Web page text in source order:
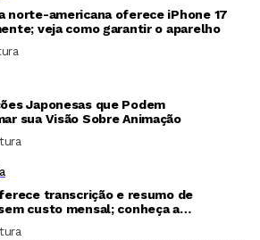
norte-americana oferece iPhone 17
veja como garantir o aparelho
Japonesas que Podem
sua Visão Sobre Animação
transcrição e resumo de
custo mensal; conheça a